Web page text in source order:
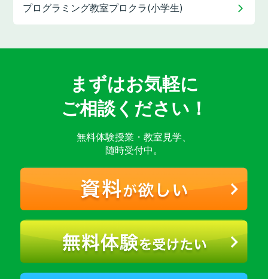
プログラミング教室プロクラ(小学生)
まずはお気軽に
ご相談ください！
無料体験授業・教室見学、
随時受付中。